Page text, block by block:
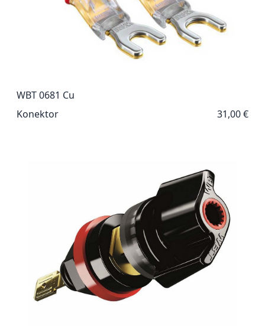
WBT 0681 Cu
Konektor
31,00 €